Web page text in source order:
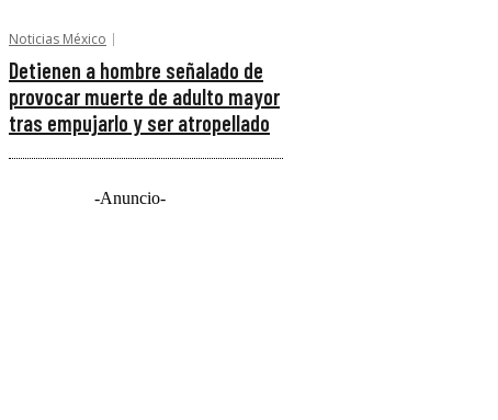
Noticias México
Detienen a hombre señalado de
provocar muerte de adulto mayor
tras empujarlo y ser atropellado
-Anuncio-